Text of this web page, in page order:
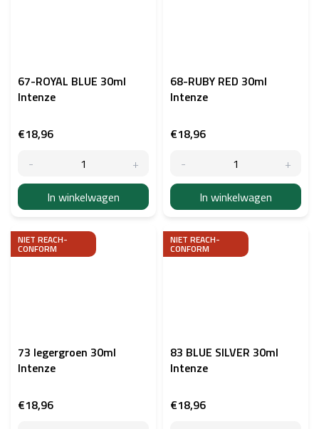
67-ROYAL BLUE 30ml
Intenze
€18,96
In winkelwagen
68-RUBY RED 30ml
Intenze
€18,96
In winkelwagen
NIET REACH-
CONFORM
73 legergroen 30ml
Intenze
€18,96
NIET REACH-
CONFORM
83 BLUE SILVER 30ml
Intenze
€18,96